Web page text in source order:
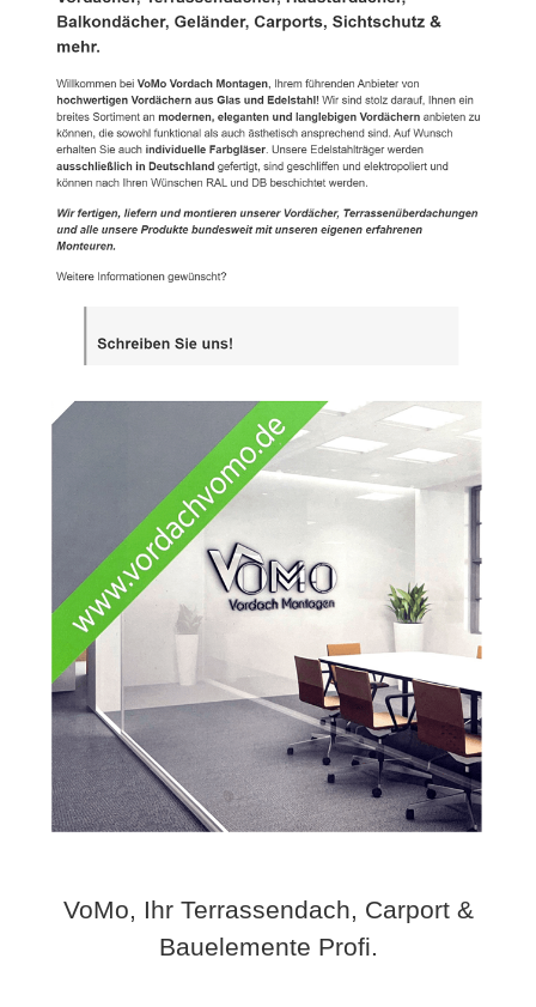
VoMo, Ihr Terrassendach, Carport &
Bauelemente Profi.